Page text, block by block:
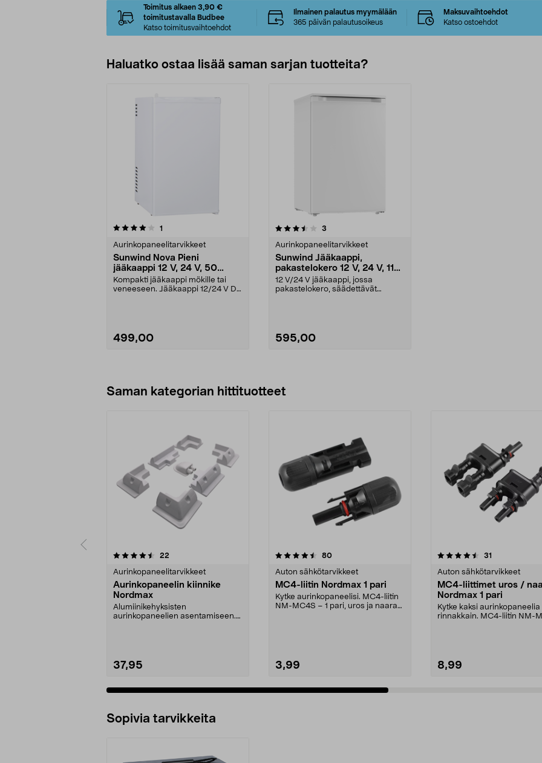
Toimitus alkaen 3,90 €
toimitustavalla Budbee
Katso toimitusvaihtoehdot
Ilmainen palautus myymälään
365 päivän palautusoikeus
Maksuvaihtoehdot
Katso ostoehdot
Haluatko ostaa lisää saman sarjan tuotteita?
1
Aurinkopaneelitarvikkeet
Sunwind Nova Pieni
jääkaappi 12 V, 24 V, 50
litraa, valkoinen
Kompakti jääkaappi mökille tai
veneeseen. Jääkaappi 12/24 V DC
499,00
3.5viidestä
3
Aurinkopaneelitarvikkeet
Sunwind Jääkaappi,
pakastelokero 12 V, 24 V, 116
l, valkoinen
12 V/24 V jääkaappi, jossa
pakastelokero, säädettävät
595,00
Saman kategorian hittituotteet
22
Aurinkopaneelitarvikkeet
Aurinkopaneelin kiinnike
Nordmax
Alumiinikehyksisten
aurinkopaneelien asentamiseen.
37,95
4.5 viidestä
80arvostelut
Auton sähkötarvikkeet
MC4-liitin Nordmax 1 pari
Kytke aurinkopaneelisi. MC4-liitin
NM-MC4S – 1 pari, uros ja naaras.
3,99
4.5 viidestä
31
Auton sähkötarvikkeet
MC4-liittimet uros /
Nordmax 1 pari
Kytke kaksi aurinkopaneelia
rinnakkain. MC4-liitin NM-
8,99
5.0 viidestä
Sopivia tarvikkeita